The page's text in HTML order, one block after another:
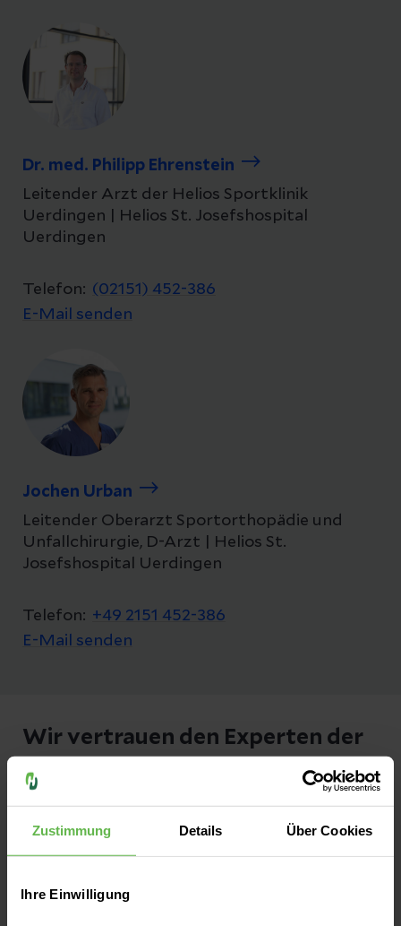
Zustimmung Details Über Cookies
Ihre Einwilligung
Dr. med. Philipp Ehrenstein
Leitender Arzt der Helios Sportklinik
Uerdingen | Helios St. Josefshospital
Uerdingen
Telefon: (02151) 452-386
E-Mail senden
Jochen Urban
Leitender Oberarzt Sportorthopädie und
Unfallchirurgie, D-Arzt | Helios St.
Josefshospital Uerdingen
Telefon: +49 2151 452-386
E-Mail senden
Wir vertrauen den Experten der
Sportklinik
Bayer 04 Leverkusen
Seit 2015 betreut Dr. Philipp